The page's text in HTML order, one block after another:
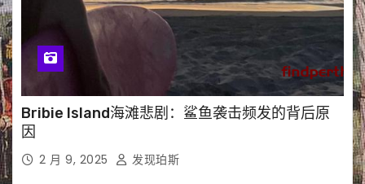
Bribie Island海滩悲剧：鲨鱼袭击频发的背后原
因
2 月 9, 2025 发现珀斯